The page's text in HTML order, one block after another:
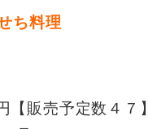
【販売予定数４７】